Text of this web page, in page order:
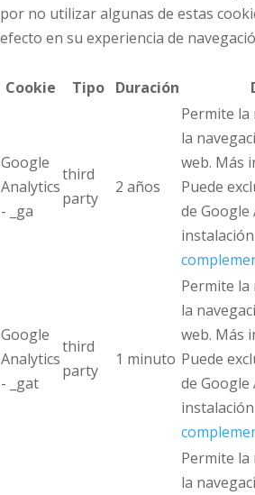
por no utilizar algunas de estas
efecto en su experiencia de
Cookie Tipo Duración
Google
Analytics
- _ga
third
party
2 años
Permite la
la
web. Más
Puede
de Google
Google
Analytics
- _gat
third
party
1 minuto
Permite la
la
web. Más
Puede
de Google
Permite la
la